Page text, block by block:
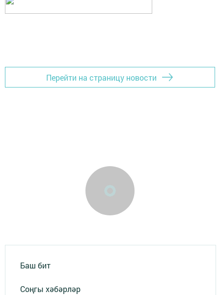
Перейти на страницу новости
Баш бит
Соңгы хәбәрләр